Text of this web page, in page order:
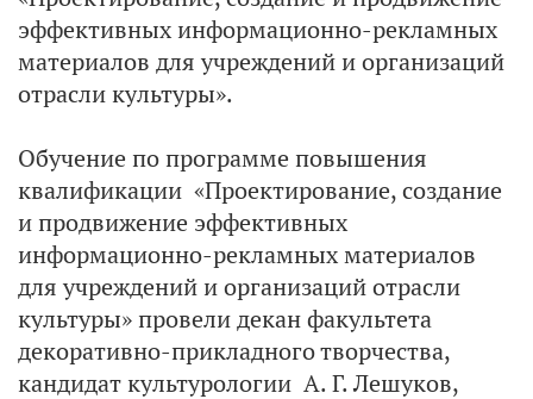
эффективных информационно-рекламных
материалов для учреждений и организаций
отрасли культуры».
Обучение по программе повышения
квалификации «Проектирование, создание
и продвижение эффективных
информационно-рекламных материалов
для учреждений и организаций отрасли
культуры» провели декан факультета
декоративно-прикладного творчества,
кандидат культурологии А. Г. Лешуков,